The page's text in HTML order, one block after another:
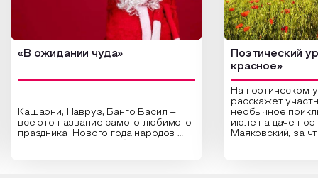
«В ожидании чуда»
Кашарни, Навруз, Банго Васил –
все это название самого любимого
праздника Нового года народов
Поэтический
красное»
На поэтическом
расскажет
необычное
июле на даче
Маяковский, за